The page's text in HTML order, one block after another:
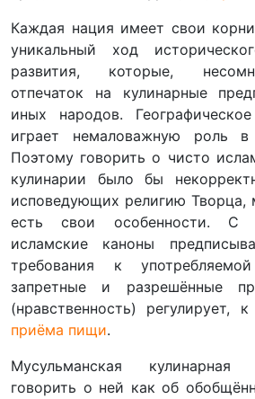
Каждая нация имеет свои
уникальный ход
развития, которые,
отпечаток на кулинарные
иных народов.
играет немаловажную роль
Поэтому говорить о чисто
кулинарии было бы
исповедующих религию Творца,
есть свои особенности. С
исламские каноны
требования к
запретные и разрешённые
(нравственность) регулирует,
приёма пищи.
Мусульманская
говорить о ней как об